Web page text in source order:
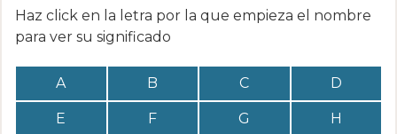
Haz click en la letra por la que empieza el nombre
para ver su significado
A B C D
E F G H